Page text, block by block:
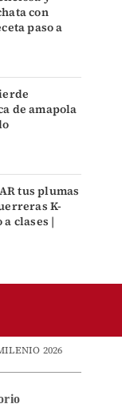
con
paso a
de amapola
tus plumas
K-
clases |
2026